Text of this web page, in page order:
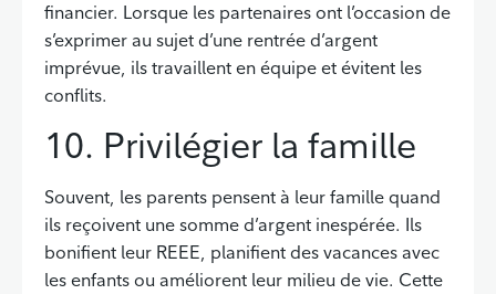
financier. Lorsque les partenaires ont l’occasion de
s’exprimer au sujet d’une rentrée d’argent
imprévue, ils travaillent en équipe et évitent les
conflits.
10. Privilégier la famille
Souvent, les parents pensent à leur famille quand
ils reçoivent une somme d’argent inespérée. Ils
bonifient leur REEE, planifient des vacances avec
les enfants ou améliorent leur milieu de vie. Cette